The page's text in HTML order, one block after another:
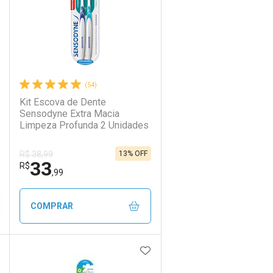
(54)
Kit Escova de Dente
Sensodyne Extra Macia
Limpeza Profunda 2 Unidades
R$ 38,99
R$33,99
13% OFF
COMPRAR
FECHAR
FECHAR
AOS FAVORITOS ADICIONAR AOS